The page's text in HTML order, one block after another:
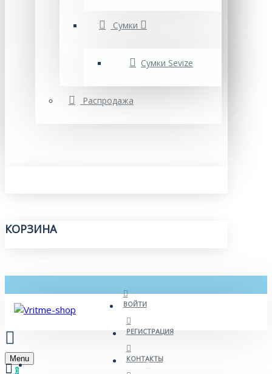
Сумки
Cумки Sevize
Распродажа
КОРЗИНА
ВОЙТИ
РЕГИСТРАЦИЯ
КОНТАКТЫ
Menu
0